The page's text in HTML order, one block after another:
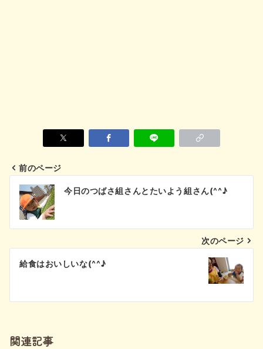
投
稿
ビ
シ
前のページ
今日のつばさ組さんとたいよう組さん(^^♪
次のページ
給食はおいしいな(^^♪
関連記事